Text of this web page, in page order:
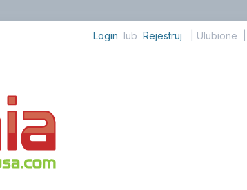
Login lub Rejestruj Ulubione